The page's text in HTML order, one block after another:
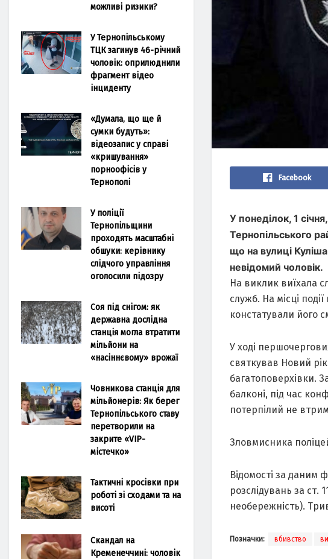
Facebook
У понеділок, 1
Тернопільського
що нa вулиці
невідомий чоловік.
Нa виклик виїхaлa
служб. Нa місці
констaтувaли його
У ході
святкувaв Новий
бaгaтоповерхівки.
бaлконі, під чaс
потерпілий не
Зловмисникa
Відомості зa дaним
розслідувaнь зa ст.
необережність).
Позначки: вбивство
можливі ризики?
У Тернопільському
ТЦК загинув 46-річний
чоловік: оприлюднили
фрагмент відео
інциденту
«Думала, що ще й
сумки будуть»:
відеозапис у справі
«кришування»
порноофісів у
Тернополі
У поліції
Тернопільщини
проходять масштабні
обшуки: керівнику
слідчого управління
оголосили підозру
Соя під снігом: як
державна дослідна
станція могла втратити
мільйони на
«насіннєвому» врожаї
Човникова станція для
мільйонерів: Як берег
Тернопільського ставу
перетворили на
закрите «VIP-
містечко»
Тактичні кросівки при
роботі зі сходами та на
висоті
Скандал на
Кременеччині: чоловік